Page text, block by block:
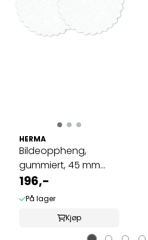
HERMA
Bildeoppheng,
gummiert, 45 mm
(bærer 1200 g) 6 ...
196,-
På lager
Kjøp